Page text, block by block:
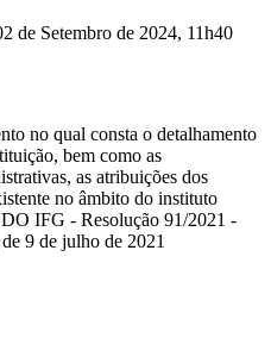
de Setembro de 2024, 11h40
no qual consta o detalhamento
bem como as
as atribuições dos
no âmbito do instituto
IFG - Resolução 91/2021 -
9 de julho de 2021